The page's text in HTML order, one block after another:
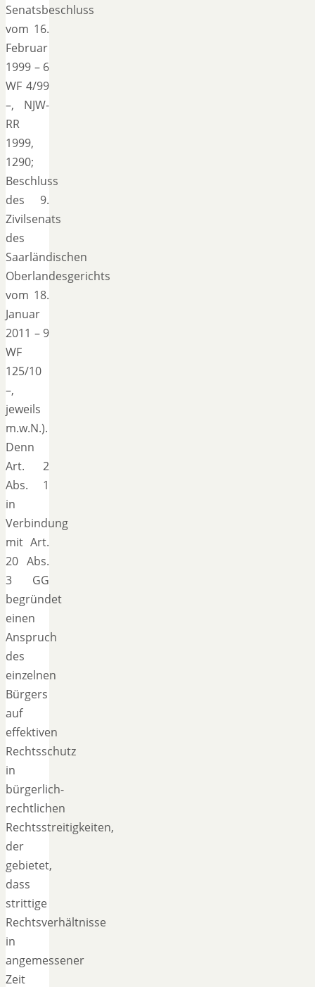
Senatsbeschluss
vom 16.
Februar
1999 – 6
WF 4/99
–, NJW-
RR
1999,
1290;
Beschluss
des 9.
Zivilsenats
des
Saarländischen
Oberlandesgerichts
vom 18.
Januar
2011 – 9
WF
125/10
–,
jeweils
m.w.N.).
Denn
Art. 2
Abs. 1
in
Verbindung
mit Art.
20 Abs.
3 GG
begründet
einen
Anspruch
des
einzelnen
Bürgers
auf
effektiven
Rechtsschutz
in
bürgerlich-
rechtlichen
Rechtsstreitigkeiten,
der
gebietet,
dass
strittige
Rechtsverhältnisse
in
angemessener
Zeit